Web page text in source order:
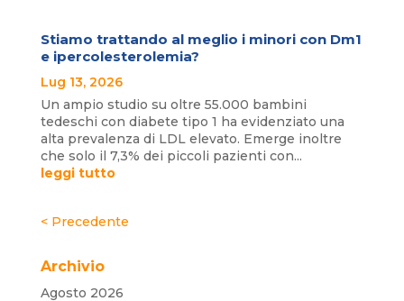
Stiamo trattando al meglio i minori con Dm1
e ipercolesterolemia?
Lug 13, 2026
Un ampio studio su oltre 55.000 bambini
tedeschi con diabete tipo 1 ha evidenziato una
alta prevalenza di LDL elevato. Emerge inoltre
che solo il 7,3% dei piccoli pazienti con...
leggi tutto
Archivio
Agosto 2026